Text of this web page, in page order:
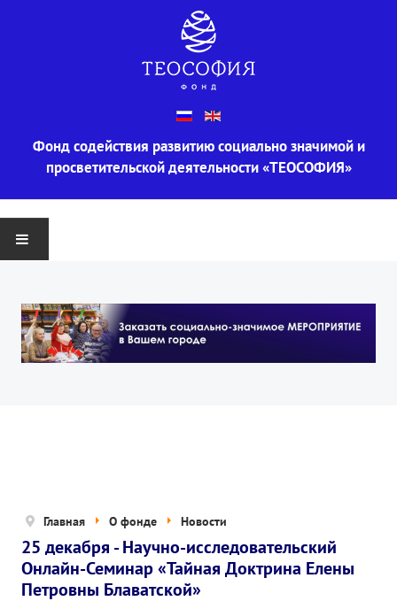
Фонд содействия развитию социально значимой и
просветительской деятельности «ТЕОСОФИЯ»
О ФОНДЕ
Информация
Концепция деятельности
Нам помогают
Главная О фонде Новости
25 декабря - Научно-исследовательский
Онлайн-Семинар «Тайная Доктрина Елены
Петровны Блаватской»